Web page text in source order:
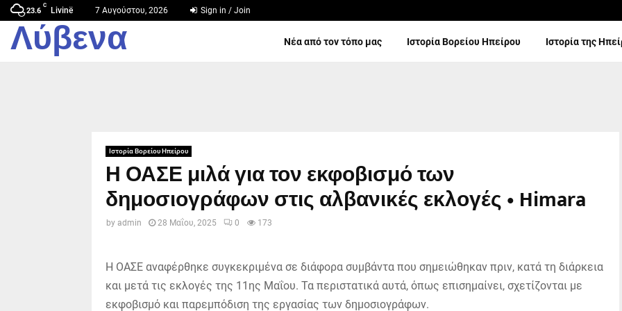
23.6
C
Livinë 7 Αυγούστου, 2026 Sign in / Join
Λύβενα Νέα από τον τόπο μας Ιστορία Βορείου Ηπείρου Ιστορία της
Ιστορία Βορείου Ηπείρου
Η ΟΑΣΕ μιλά για τον εκφοβισμό των
δημοσιογράφων στις αλβανικές εκλογές • Himara
by admin 28 Μαΐου, 2025 0 173
Η ΟΑΣΕ αναφέρθηκε συγκεκριμένα σε διάφορα συμβάντα που σημειώθηκαν πριν, κατά τη διάρκεια
και μετά τις εκλογές της 11ης Μαΐου. Τα περιστατικά αυτά, όπως επισημαίνει, σχετίζονται με
εκφοβισμό και παρεμπόδιση της εργασίας των δημοσιογράφων.